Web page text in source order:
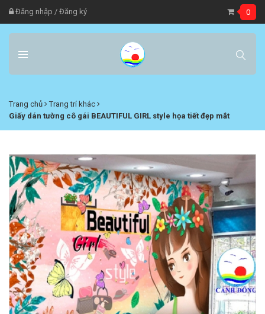
Đăng nhập / Đăng ký 0
Trang chủ
Trang trí khác
Giấy dán tường cô gái BEAUTIFUL GIRL style họa tiết đẹp mắt